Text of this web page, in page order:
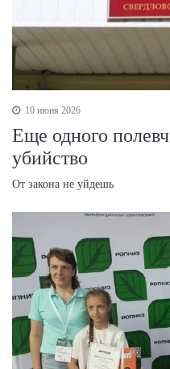
10 июня 2026
Еще одного
убийство
От закона не уйдешь